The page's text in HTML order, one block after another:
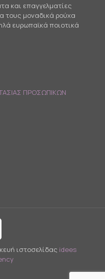
και επαγγελματίες
τους μοναδικά ρούχα
ευρωπαϊκά ποιοτικά
ΠΡΟΣΩΠΙΚΩΝ
ιστοσελίδας idees